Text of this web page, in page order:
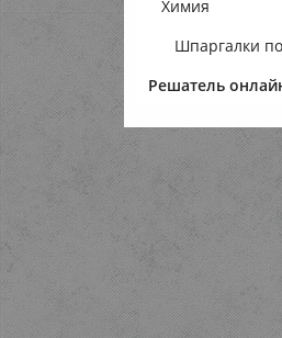
Химия
Шпаргалки
Решатель